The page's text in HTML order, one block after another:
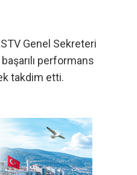
Genel Sekreteri
performans
takdim etti.